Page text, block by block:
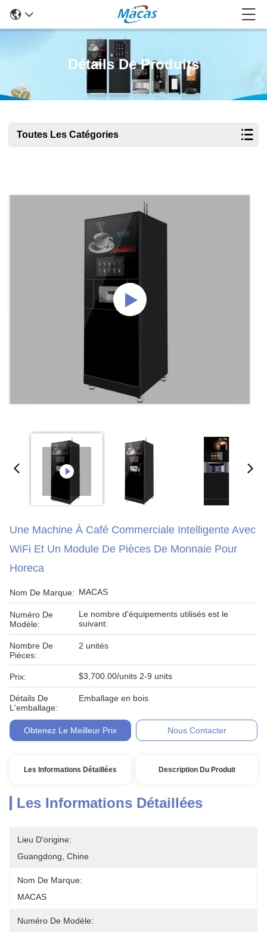
Détails De Produits
Toutes Les Catégories
Une Machine À Café Commerciale Intelligente Avec
WiFi Et Un Module De Pièces De Monnaie Pour
Horeca
Nom De Marque: MACAS
Numéro De
Modèle:
Le nombre d'équipements utilisés est le
suivant:
Nombre De
Pièces:
2 unités
Prix: $3,700.00/units 2-9 units
Détails De
L'emballage:
Emballage en bois
Obtenez Le Meilleur Prix Nous Contacter
Les Informations Détaillées Description Du Produit
Les Informations Détaillées
Lieu D'origine:
Guangdong, Chine
Nom De Marque:
MACAS
Numéro De Modèle: